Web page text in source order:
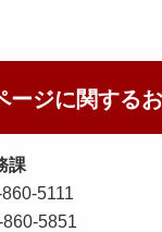
ージに関する
課
5111
5851